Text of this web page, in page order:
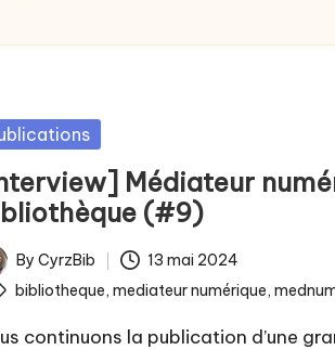
Médiateur
(#9)
By CyrzBib 13 mai 2024
bibliotheque, mediateur numérique,
continuons la publication d’une